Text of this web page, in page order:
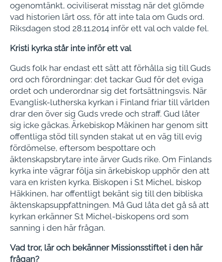
ogenomtänkt, ociviliserat miss­tag när det glömde
vad historien lärt oss, för att inte tala om Guds ord.
Riksdagen stod 28.11.2014 inför ett val och valde fel.
Kristi kyrka står inte inför ett val
Guds folk har endast ett sätt att förhålla sig till Guds
ord och förordningar: det tackar Gud för det eviga
ordet och un­derordnar sig det fortsättningsvis. När
Evanglisk-lutherska kyrkan i Finland friar till världen
drar den över sig Guds vrede och straff. Gud låter
sig icke gäck­as. Ärkebiskop Mäkinen har genom sitt
offentliga stöd till synden stakat ut en väg till evig
fördömelse, eftersom be­spottare och
äktenskapsbrytare inte är­ver Guds rike. Om Finlands
kyrka inte vägrar följa sin ärkebiskop upphör den att
vara en kristen kyrka. Biskopen i S:t Michel, biskop
Häkkinen, har offentligt bekänt sig till den bibliska
äktenskaps­uppfattningen. Må Gud låta det gå så att
kyrkan erkänner S:t Michel-bisko­pens ord som
sanning i den här frågan.
Vad tror, lär och bekänner Missions­stiftet i den här
frågan?